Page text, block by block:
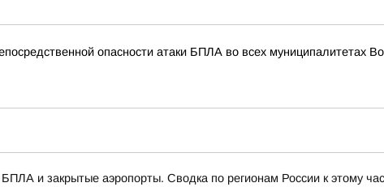
опасности атаки БПЛА во всех муниципалитетах
БПЛА и закрытые аэропорты. Сводка по регионам России к этому